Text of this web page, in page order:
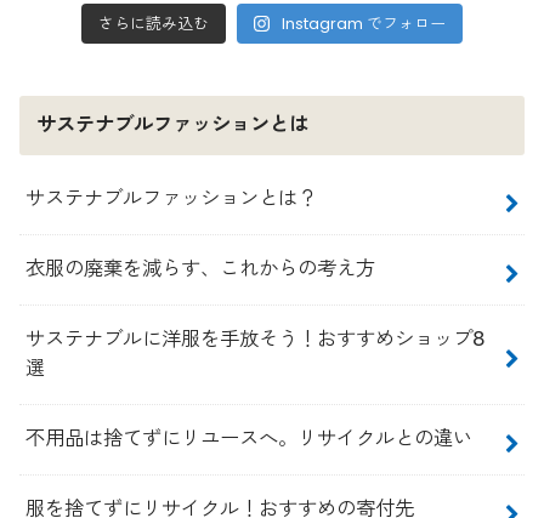
さらに読み込む Instagram でフォロー
サステナブルファッションとは
サステナブルファッションとは？
衣服の廃棄を減らす、これからの考え方
サステナブルに洋服を手放そう！おすすめショップ8
選
不用品は捨てずにリユースへ。リサイクルとの違い
服を捨てずにリサイクル！おすすめの寄付先